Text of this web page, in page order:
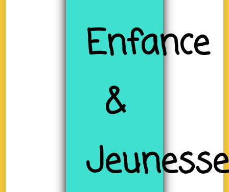
Enfance
&
Jeunesse